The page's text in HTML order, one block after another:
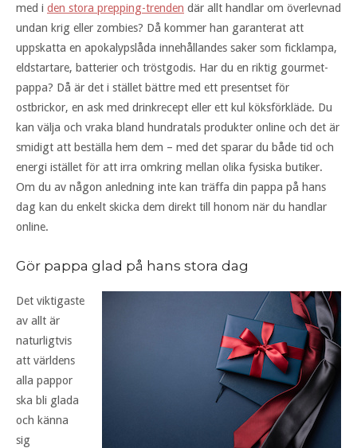
med i den stora prepping-trenden där allt handlar om överlevnad
undan krig eller zombies? Då kommer han garanterat att
uppskatta en apokalypslåda innehållandes saker som ficklampa,
eldstartare, batterier och tröstgodis. Har du en riktig gourmet-
pappa? Då är det i stället bättre med ett presentset för
ostbrickor, en ask med drinkrecept eller ett kul köksförkläde. Du
kan välja och vraka bland hundratals produkter online och det är
smidigt att beställa hem dem – med det sparar du både tid och
energi istället för att irra omkring mellan olika fysiska butiker.
Om du av någon anledning inte kan träffa din pappa på hans
dag kan du enkelt skicka dem direkt till honom när du handlar
online.
Gör pappa glad på hans stora dag
Det viktigaste
av allt är
naturligtvis
att världens
alla pappor
ska bli glada
och känna
sig